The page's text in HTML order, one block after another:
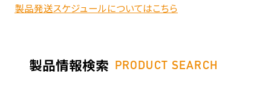
製品発送スケジュールについてはこちら
製品情報検索 PRODUCT SEARCH